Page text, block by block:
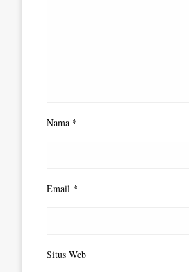
Nama *
Email *
Situs Web